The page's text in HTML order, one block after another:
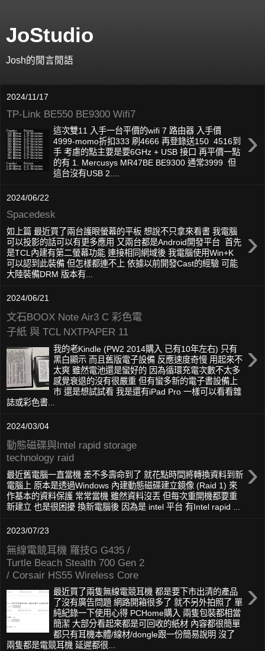
JoStudio
Josh的閒言閒語
2024/11/17
TP-Link BE550 BE9300 Wifi7
›
這次雙11 入手一台平價的wifi 7 路由器 入手價
4999-momo折扣333 刷4666 再登錄送150 4516到
手 考慮的點主要是要6GHz + USB 接口 再平價一點
的有 1. Mercusys MR47BE BE9300 通常3999 但
這台沒有USB 2....
2024/06/22
Spacedesk
›
如上篇 最近買了兩台護眼螢幕的平板 想說不只拿來看書 我電腦
可以投影的話可以有更多應用 又兩台都是Android開發平台 首先
是TCL內建有第二螢幕功能 連接相同網域後 我電腦使用Win+K
可以認到此裝備 但怎樣都連不上 依據以前開發Cast的經驗 可能
大陸裝備DRM 版本有...
2024/06/21
文石BOOX Note Air3 C 彩色電
子紙 與 TCL NXTPAPER 11
›
我的老Kindle (PW2 2014購入 已有10年左右) 只有
黑白顯示 而且舊版電子設備 反應速度奇慢 用起來不
太爽 雖然電池還是蠻好的 因為循環充電次數不太多
感覺衰退的沒有很嚴重 但有蠻多新的電子書設備上
市 還是想試試看 我是還有iPad Pro 一樣可以看看雜
誌或彩色書...
2024/03/04
動態磁碟與Intel rapid storage
technology raid
›
最近舊電腦一直當機 差不多壽命到了 就花點時間將轉換資料到新
電腦上 原本是透過Windows 內建動態磁碟建立鏡像 (Raid 1) 來
作基本的資料保護 常常當機 雖然資料沒丟 但每次重開機都要重
新建立 也是很困擾 換新電腦後 因為是 intel 平台 有Intel rapid ...
2023/07/23
無線電競耳機 羅技G G435 /
Turtle Beach Stealth 700 Gen 2
/ Corsair HS55 Wireless Core
›
最近買了兩隻無線電競耳機 都是要下市出清的產品
了沒有廣告問題 網路開箱很多了 就不另外拍照了 單
純紀錄一下使用心得 PCHome購入 兩隻包裝都相當
簡潔 大部分看起來都是可回收的紙材 內容都很簡單
都只有耳機本體/線材/dongle跟一份簡易說明 沒了
兩隻都是電競耳機 延遲都很...